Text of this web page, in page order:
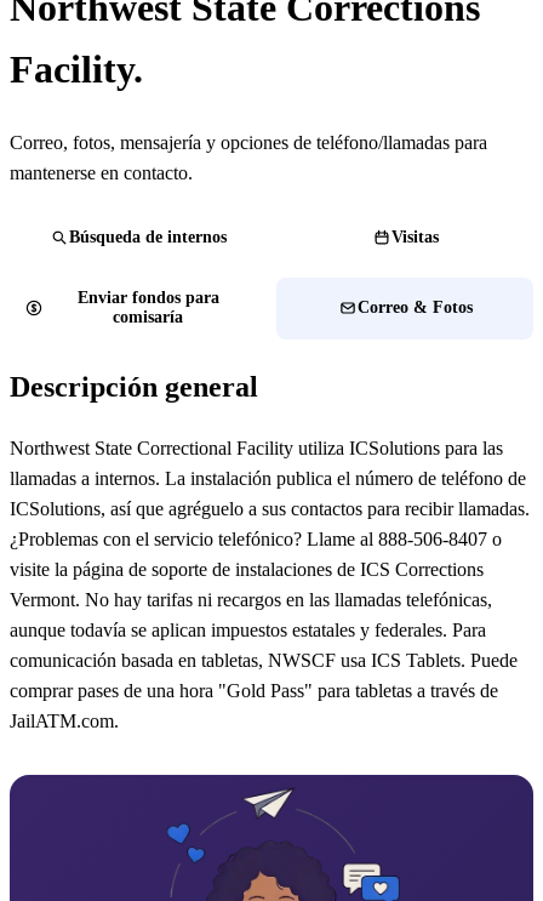
Facility.
Correo, fotos, mensajería y opciones de teléfono/llamadas para
mantenerse en contacto.
Búsqueda de internos Visitas
Enviar fondos para
comisaría
Correo & Fotos
Descripción general
Northwest State Correctional Facility utiliza ICSolutions para las
llamadas a internos. La instalación publica el número de teléfono de
ICSolutions, así que agréguelo a sus contactos para recibir llamadas.
¿Problemas con el servicio telefónico? Llame al 888-506-8407 o
visite la página de soporte de instalaciones de ICS Corrections
Vermont. No hay tarifas ni recargos en las llamadas telefónicas,
aunque todavía se aplican impuestos estatales y federales. Para
comunicación basada en tabletas, NWSCF usa ICS Tablets. Puede
comprar pases de una hora "Gold Pass" para tabletas a través de
JailATM.com.